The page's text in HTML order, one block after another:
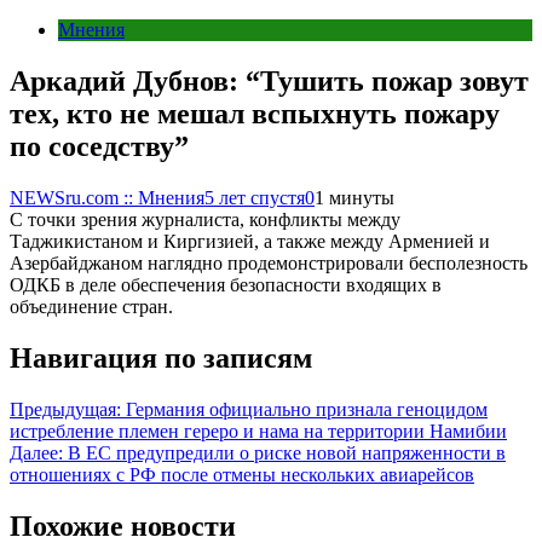
Мнения
Аркадий Дубнов: “Тушить пожар зовут
тех, кто не мешал вспыхнуть пожару
по соседству”
NEWSru.com :: Мнения5 лет спустя01 минуты
С точки зрения журналиста, конфликты между
Таджикистаном и Киргизией, а также между Арменией и
Азербайджаном наглядно продемонстрировали бесполезность
ОДКБ в деле обеспечения безопасности входящих в
объединение стран.
Навигация по записям
Предыдущая: Германия официально признала геноцидом
истребление племен гереро и нама на территории Намибии
Далее: В ЕС предупредили о риске новой напряженности в
отношениях с РФ после отмены нескольких авиарейсов
Похожие новости